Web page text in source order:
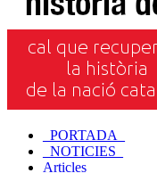
_PORTADA_
_NOTICIES_
Articles